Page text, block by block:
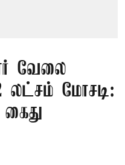
வேலை
லட்சம் மோசடி:
கைது